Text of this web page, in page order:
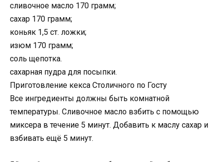
сливочное масло 170 грамм;
сахар 170 грамм;
коньяк 1,5 ст. ложки;
изюм 170 грамм;
соль щепотка.
сахарная пудра для посыпки.
Приготовление кекса Столичного по Госту
Все ингредиенты должны быть комнатной
температуры. Сливочное масло взбить с помощью
миксера в течение 5 минут. Добавить к маслу сахар и
взбивать ещё 5 минут.